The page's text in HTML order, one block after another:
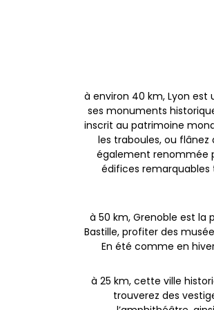
à environ 40 km, Lyon
ses monuments
inscrit au patrimoine
les traboules, ou flânez
également renommée
édifices remarquables
à 50 km, Grenoble est la
Bastille, profiter des
En été comme en
à 25 km, cette ville
trouverez des